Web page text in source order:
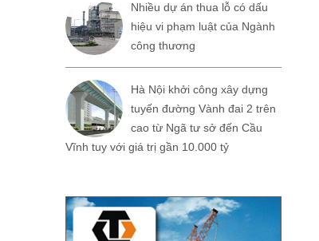
Nhiều dự án thua lỗ có dấu
hiệu vi phạm luật của Ngành
công thương
Hà Nội khởi công xây dựng
tuyến đường Vành đai 2 trên
cao từ Ngã tư sở đến Cầu
Vĩnh tuy với giá trị gần 10.000 tỷ